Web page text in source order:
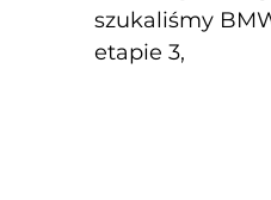
szukaliśmy
etapie 3,